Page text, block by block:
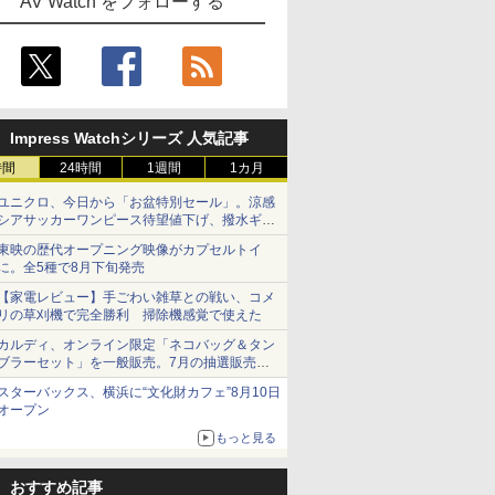
Impress Watchシリーズ 人気記事
24時間 1週間 1カ月
ニクロ、今日から「お盆特別セール」。涼感
アサッカーワンピース待望値下げ、撥水ギア
ョーツは1990円に
映の歴代オープニング映像がカプセルトイ
。全5種で8月下旬発売
家電レビュー】手ごわい雑草との戦い、コメ
の草刈機で完全勝利 掃除機感覚で使えた
ルディ、オンライン限定「ネコバッグ＆タン
ラーセット」を一般販売。7月の抽選販売の
選無効分
ターバックス、横浜に“文化財カフェ”8月10日
ープン
もっと見る
おすすめ記事